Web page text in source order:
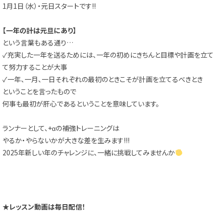
1月1日（水）・元日スタートです!!
【一年の計は元旦にあり】
という言葉もある通り…
✓充実した一年を送るためには、一年の初めにきちんと目標や計画を立て
て努力することが大事
✓一年、一月、一日それぞれの最初のときこそが計画を立てるべきとき
ということを言ったもので
何事も最初が肝心であるということを意味しています。
ランナーとして、+αの補強トレーニングは
やるか・やらないかが大きな差を生みます!!!
2025年新しい年のチャレンジに、一緒に挑戦してみませんか
★レッスン動画は毎日配信！